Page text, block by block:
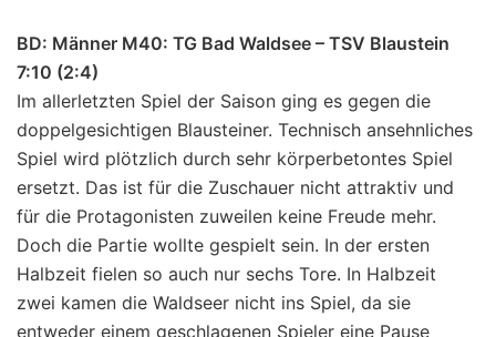
BD: Männer M40: TG Bad Waldsee – TSV Blaustein
7:10 (2:4)
Im allerletzten Spiel der Saison ging es gegen die
doppelgesichtigen Blausteiner. Technisch ansehnliches
Spiel wird plötzlich durch sehr körperbetontes Spiel
ersetzt. Das ist für die Zuschauer nicht attraktiv und
für die Protagonisten zuweilen keine Freude mehr.
Doch die Partie wollte gespielt sein. In der ersten
Halbzeit fielen so auch nur sechs Tore. In Halbzeit
zwei kamen die Waldseer nicht ins Spiel, da sie
entweder einem geschlagenen Spieler eine Pause